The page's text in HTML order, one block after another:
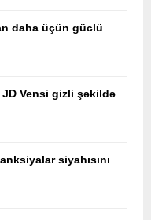
daha üçün güclü
Vensi gizli şəkildə
siyahısını